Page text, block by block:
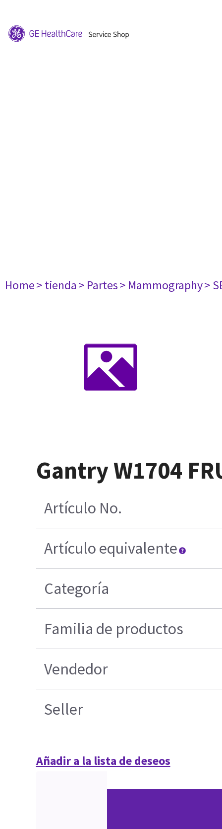
Home> tienda> Partes> Mammography>
Gantry W1704
Artículo No.
Artículo equivalente
Categoría
Familia de productos
Vendedor
Seller
Añadir a la lista de deseos